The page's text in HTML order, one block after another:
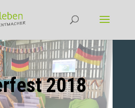
2018